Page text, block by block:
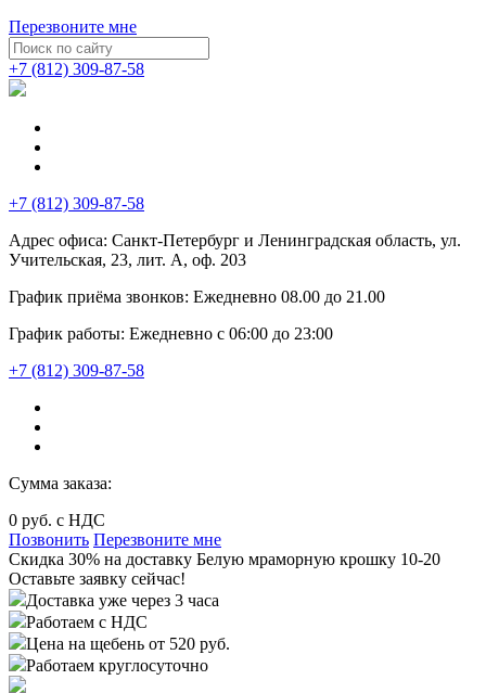
Перезвоните мне
+7 (812) 309-87-58
+7 (812) 309-87-58
Адрес офиса: Санкт-Петербург и Ленинградская область, ул.
Учительская, 23, лит. А, оф. 203
График приёма звонков: Ежедневно 08.00 до 21.00
График работы: Ежедневно с 06:00 до 23:00
+7 (812) 309-87-58
Сумма заказа:
0 руб. с НДС
Позвонить Перезвоните мне
Cкидка 30% на доставку Белую мраморную крошку 10-20
Оставьте заявку сейчас!
Доставка уже через 3 часа
Работаем с НДС
Цена на щебень от 520 руб.
Работаем круглосуточно